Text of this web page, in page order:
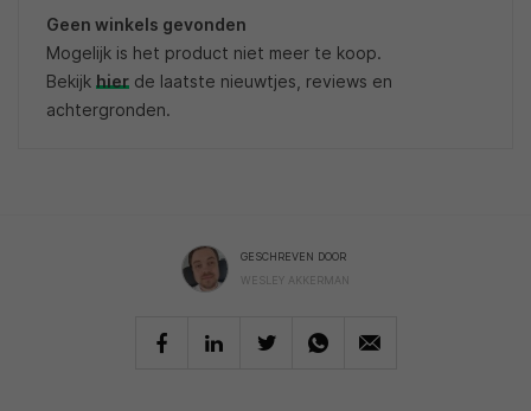
Geen winkels gevonden
Mogelijk is het product niet meer te koop.
Bekijk hierde laatste nieuwtjes, reviews en
achtergronden.
GESCHREVEN DOOR
WESLEY AKKERMAN